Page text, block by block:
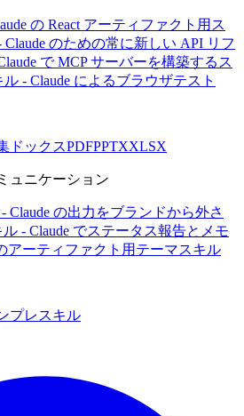
の React アーティファクト用ス
Claude のための常に新しい API リフ
で MCP サーバーを構築するス
ル - Claude によるブラウザテスト
ドックスPDFPPTXXLSX
ュニケーション
Claude の出力をブランドから外さ
ル - Claude でステータス報告とメモ
アーティファクト用テーマスキル
プレスキル